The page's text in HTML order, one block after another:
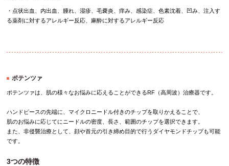
・点状出血、内出血、腫れ、湿疹、毛嚢炎、痒み、感染症、色素沈着、凹み、注入す
る薬剤に対するアレルギー反応、麻酔に対するアレルギー反応
ポテンツァ
ポテンツァは、肌の様々なお悩みに応えることができるRF（高周波）治療器です。
ハンドピースの先端に、マイクロニードル付きのチップを取りかえることで、
肌のお悩みに応じてにニードルの密度、長さ、範囲のチップを選択できます。
また、非侵襲治療として、顔や首元の引き締め目的で行うダイヤモンドチップも可能
です。
3つの特徴